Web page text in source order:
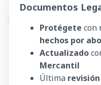
Documentos
Protégete con
hechos por
Actualizado
Mercantil
Última